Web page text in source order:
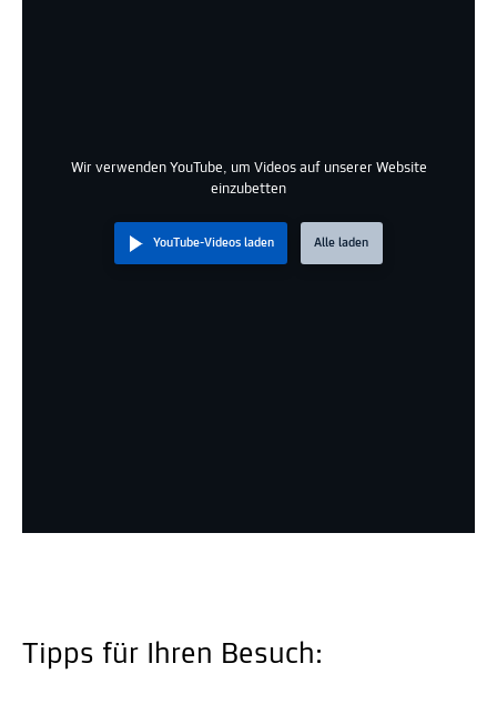
Wir verwenden YouTube, um Videos auf unserer Website
einzubetten
YouTube-Videos laden Alle laden
Tipps für Ihren Besuch: